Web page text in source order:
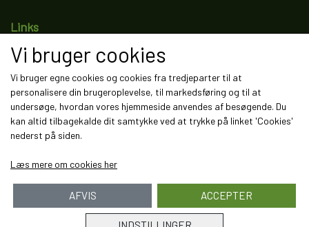
Links
Salgs- og leveringsbetingelser
Fortrydelse og reklamation
Kunde login
Om os
Kontakt
Vi bruger cookies
Vi bruger egne cookies og cookies fra tredjeparter til at
personalisere din brugeroplevelse, til markedsføring og til at
undersøge, hvordan vores hjemmeside anvendes af besøgende. Du
kan altid tilbagekalde dit samtykke ved at trykke på linket 'Cookies'
nederst på siden.
Læs mere om cookies her
AFVIS ACCEPTER